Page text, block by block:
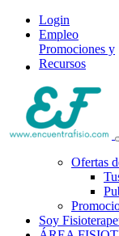
Login
Empleo
Promociones y
Recursos
Ofertas
Soy